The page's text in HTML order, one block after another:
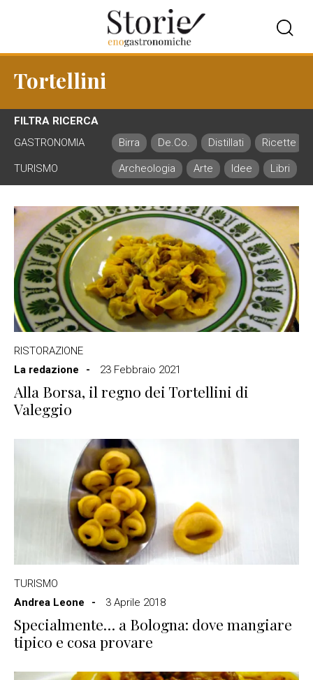
Tortellini
FILTRA RICERCA
GASTRONOMIA
Birra De.Co. Distillati Ricette
TURISMO Archeologia Arte Idee Libri
RISTORAZIONE
La redazione
23 Febbraio 2021
Alla Borsa, il regno dei Tortellini di
Valeggio
TURISMO
Andrea Leone
3 Aprile 2018
Specialmente… a Bologna: dove mangiare
tipico e cosa provare